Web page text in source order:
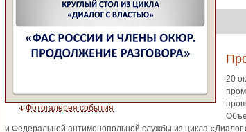
Фотогалерея события
20
и Федеральной антимонопольной службы из цикла «Диалог